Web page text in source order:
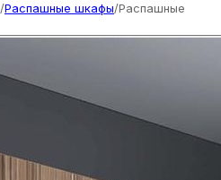
/Распашные шкафы/Распашные